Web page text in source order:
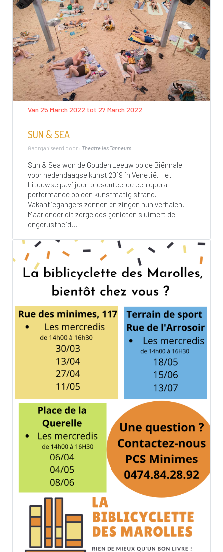
Van 25 March 2022 tot 27 March 2022
SUN & SEA
Georganiseerd door : Theatre les Tanneurs
Sun & Sea won de Gouden Leeuw op de Biënnale
voor hedendaagse kunst 2019 in Venetië. Het
Litouwse paviljoen presenteerde een opera-
performance op een kunstmatig strand.
Vakantiegangers zonnen en zingen hun verhalen.
Maar onder dit zorgeloos genieten sluimert de
ongerustheid...